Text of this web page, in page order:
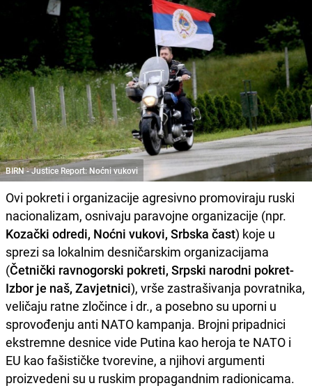
BIRN - Justice Report: Noćni vukovi
Ovi pokreti i organizacije agresivno promoviraju ruski
nacionalizam, osnivaju paravojne organizacije (npr.
Kozački odredi, Noćni vukovi, Srbska čast) koje u
sprezi sa lokalnim desničarskim organizacijama
(Četnički ravnogorski pokreti, Srpski narodni pokret-
Izbor je naš, Zavjetnici), vrše zastrašivanja povratnika,
veličaju ratne zločince i dr., a posebno su uporni u
sprovođenju anti NATO kampanja. Brojni pripadnici
ekstremne desnice vide Putina kao heroja te NATO i
EU kao fašističke tvorevine, a njihovi argumenti
proizvedeni su u ruskim propagandnim radionicama.